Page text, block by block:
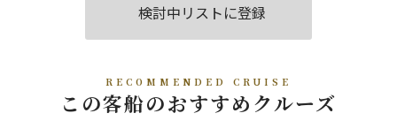
検討中リストに登録
RECOMMENDED CRUISE
この客船のおすすめクルーズ